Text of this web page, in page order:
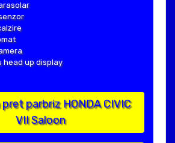
head up display
parbriz HONDA CIVIC
VII Saloon